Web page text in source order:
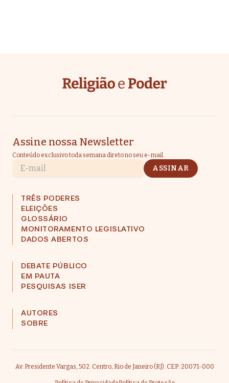
Assine nossa Newsletter
Conteúdo exclusivo toda semana direto no seu e-mail.
E-mail ASSINAR
TRÊS PODERES
ELEIÇÕES
GLOSSÁRIO
MONITORAMENTO LEGISLATIVO
DADOS ABERTOS
DEBATE PÚBLICO
EM PAUTA
PESQUISAS ISER
AUTORES
SOBRE
Av. Presidente Vargas, 502. Centro, Rio de Janeiro (RJ). CEP: 20071-000